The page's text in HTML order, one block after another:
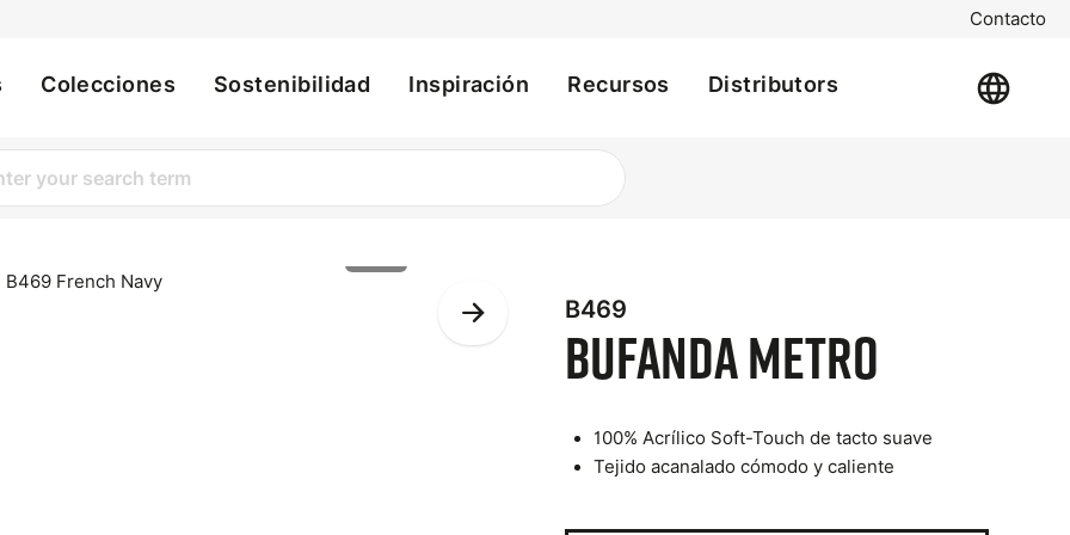
Contacto
Colecciones Sostenibilidad Inspiración Recursos Distributors
B469
Bufanda Metro
100% Acrílico Soft-Touch de tacto suave
Tejido acanalado cómodo y caliente